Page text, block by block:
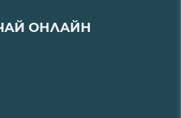
ОНЛАЙН